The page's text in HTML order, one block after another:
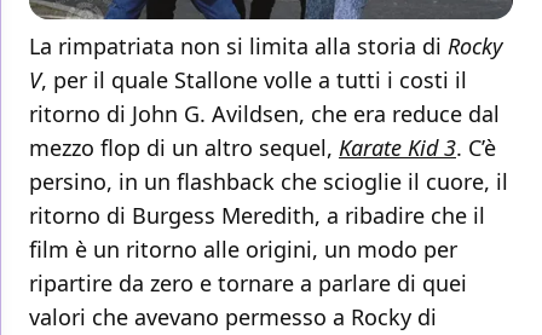
La rimpatriata non si limita alla storia di Rocky
V, per il quale Stallone volle a tutti i costi il
ritorno di John G. Avildsen, che era reduce dal
mezzo flop di un altro sequel, Karate Kid 3. C’è
persino, in un flashback che scioglie il cuore, il
ritorno di Burgess Meredith, a ribadire che il
film è un ritorno alle origini, un modo per
ripartire da zero e tornare a parlare di quei
valori che avevano permesso a Rocky di